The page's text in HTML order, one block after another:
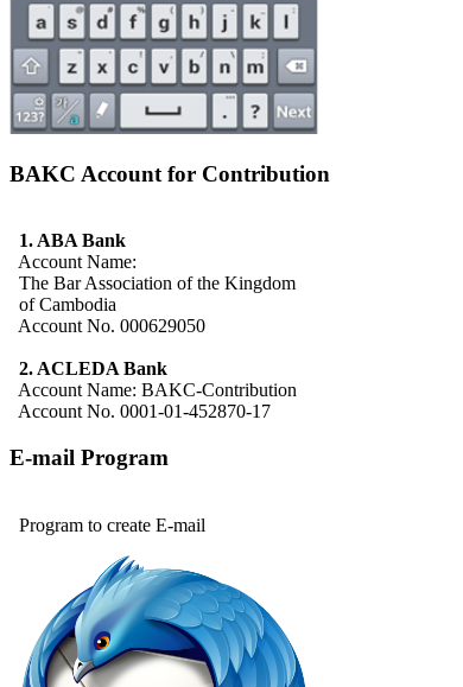
BAKC Account for Contribution
1. ABA Bank
Account Name:
The Bar Association of the Kingdom
of Cambodia
Account No. 000629050
2. ACLEDA Bank
Account Name: BAKC-Contribution
Account No. 0001-01-452870-17
E-mail Program
Program to create E-mail